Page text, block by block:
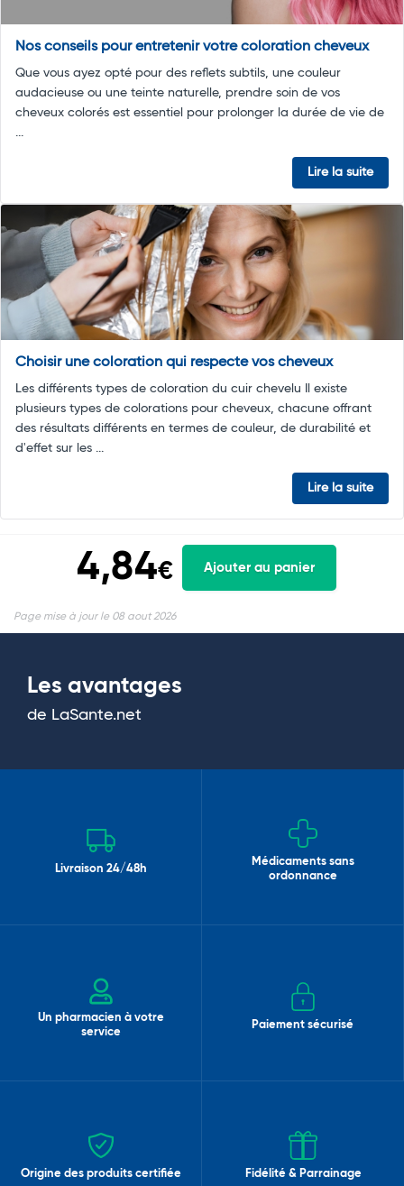
Nos conseils pour entretenir votre coloration cheveux
Que vous ayez opté pour des reflets subtils, une couleur
audacieuse ou une teinte naturelle, prendre soin de vos
cheveux colorés est essentiel pour prolonger la durée de vie de
...
Lire la suite
Choisir une coloration qui respecte vos cheveux
Les différents types de coloration du cuir chevelu Il existe
plusieurs types de colorations pour cheveux, chacune offrant
des résultats différents en termes de couleur, de durabilité et
d'effet sur les ...
Lire la suite
4,84€ Ajouter au panier
Page mise à jour le 08 aout 2026
Les avantages
de LaSante.net
Livraison 24/48h
Médicaments sans
ordonnance
Un pharmacien à votre
service
Paiement sécurisé
Origine des produits certifiée Fidélité & Parrainage